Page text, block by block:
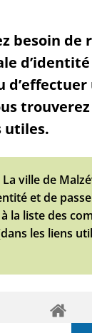
besoin
utiles.
La ville de
et de
la liste des
les liens